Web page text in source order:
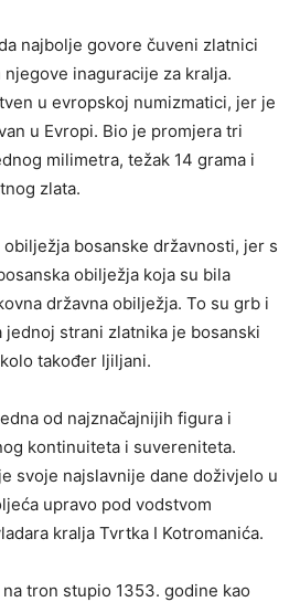
najbolje govore čuveni zlatnici
inaguracije za kralja.
u evropskoj numizmatici, jer je
u Evropi. Bio je promjera tri
milimetra, težak 14 grama i
zlata.
bosanske državnosti, jer s
obilježja koja su bila
državna obilježja. To su grb i
jednoj strani zlatnika je bosanski
također ljiljani.
od najznačajnijih figura i
kontinuiteta i suvereniteta.
svoje najslavnije dane doživjelo u
upravo pod vodstvom
kralja Tvrtka I Kotromanića.
tron stupio 1353. godine kao